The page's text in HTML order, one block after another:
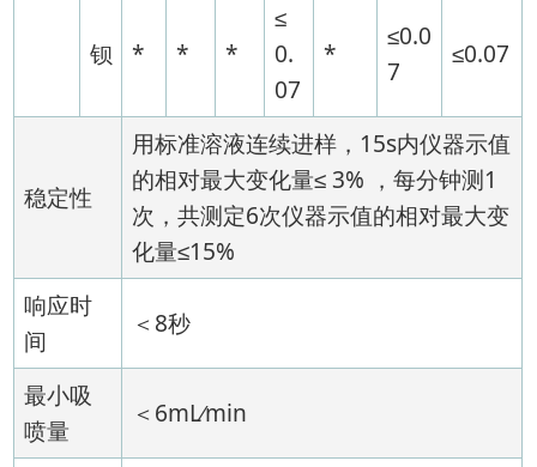
钡 * * *
≤
0.
07
*
≤0.0
7
≤0.07
稳定性
用标准溶液连续进样，15s内仪器示值
的相对最大变化量≤ 3% ，每分钟测1
次，共测定6次仪器示值的相对最大变
化量≤15%
响应时
间
＜8秒
最小吸
喷量
＜6mL∕min